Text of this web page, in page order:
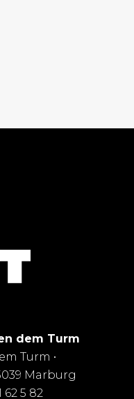
dem Turm
Turm •
Marburg
62 5 82